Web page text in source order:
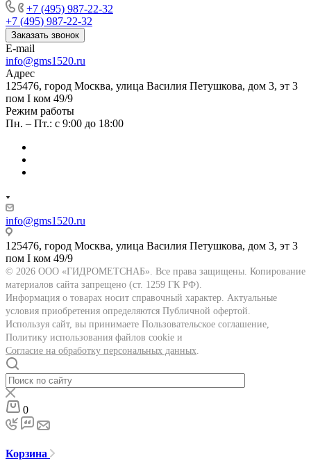
+7 (495) 987-22-32
+7 (495) 987-22-32
Заказать звонок
E-mail
info@gms1520.ru
Адрес
125476, город Москва, улица Василия Петушкова, дом 3, эт 3
пом I ком 49/9
Режим работы
Пн. – Пт.: с 9:00 до 18:00
info@gms1520.ru
125476, город Москва, улица Василия Петушкова, дом 3, эт 3
пом I ком 49/9
© 2026 ООО «ГИДРОМЕТСНАБ». Все права защищены. Копирование
материалов сайта запрещено (ст. 1259 ГК РФ).
Информация о товарах носит справочный характер. Актуальные
условия приобретения определяются Публичной офертой.
Используя сайт, вы принимаете Пользовательское соглашение,
Политику использования файлов cookie и
Согласие на обработку персональных данных
0
Корзина